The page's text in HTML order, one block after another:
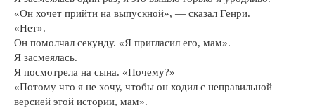
«Он хочет прийти на выпускной», — сказал Генри.
«Нет».
Он помолчал секунду. «Я пригласил его, мам».
Я засмеялась.
Я посмотрела на сына. «Почему?»
«Потому что я не хочу, чтобы он ходил с неправильной
версией этой истории, мам».